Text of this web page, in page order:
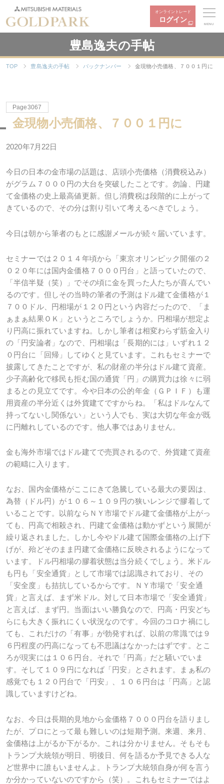
オンライントレード
ログイン
MENU
豊島逸夫の手帖
TOP 豊島逸夫の手帖 バックナンバー 金現物小売価格、７００１円に
Page3067
金現物小売価格、７００１円に
2020年7月 22日
今日の日本の金市場の話題は、店頭小売価格（消費税込み）
がグラム７０００円の大台を突破したことです。勿論、円建
て金価格の史上最高値更新。但し消費税は段階的に上がって
きているので、その分は割り引いて考えるべきでしょう。
今日は朝から筆者のもとに感謝メールが続々届いています。
セミナーでは２０１４年頃から「東京オリンピック開催の２
０２０年には国内金価格７０００円台」と語っていたので、
「半信半疑（笑）」でその頃に金を買った人たちが喜んでい
るのです。但しその当時の筆者の予測はドル建て金価格が１
７００ドル、円相場が１２０円という内容だったので、「ま
ぁまぁ結果ＯＫ」というところでしょうか。円相場が想定よ
り円高に振れていますね。しかし筆者は相変わらず筋金入り
の「円安論者」なので、円相場は「長期的には」いずれ１２
０円台に「回帰」してゆくと見ています。これもセミナーで
披露してきたことですが、私の財産の半分はドル建て資産。
少子高齢化で移民も拒む国の通貨「円」の購買力は徐々に弱
まるとの見立てです。今や日本の公的年金（ＧＰＩＦ）も運
用資産の半分近くは外貨建てですからね。「私はドルなんて
持ってないし関係ない」という人でも、実は大切な年金が既
に円離れしているのです。他人事ではありません。
金も海外市場ではドル建てで売買されるので、外貨建て資産
の範疇に入ります。
なお、国内金価格がここにきて急騰している最大の要因は、
為替（ドル円）が１０６～１０９円の狭いレンジで膠着して
いることです。以前ならＮＹ市場でドル建て金価格が上がっ
ても、円高で相殺され、円建て金価格は動かずという展開が
繰り返されました。しかし今やドル建て国際金価格の上げ下
げが、殆どそのまま円建て金価格に反映されるようになって
います。ドル円相場の膠着状態は当分続くでしょう。米ドル
も円も「安全通貨」として市場では認識されており、その
「安全度」も拮抗しているからです。ＮＹ市場で「安全通
貨」と言えば、まず米ドル。対して日本市場で「安全通貨」
と言えば、まず円。当面はいい勝負なので、円高・円安どち
らにも大きく振れにくい状況なのです。今回のコロナ禍にし
ても、これだけの「有事」が勃発すれば、以前の常識では９
６円程度の円高になっても不思議はなかったはずです。とこ
ろが現実には１０６円台。それで「円高」だと騒いでいま
す。そして１０９円になれば「円安」とされます。まぁ私の
感覚でも１２０円台で「円安」、１０６円台は「円高」と認
識していますけどね。
なお、今日は長期的見地から金価格７０００円台を語りまし
たが、プロにとって最も難しいのは短期予測。来週、来月、
金価格は上がるか下がるか。これは分かりません。そもそも
トランプ大統領が明日、明後日、何を語るか予見できる人な
ど世界中に誰もいませんよ。トランプ大統領自身が何を言う
か分かっていないのですから（笑）。これもセミナーではよ